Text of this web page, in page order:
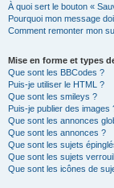
À quoi sert le bouton «
Pourquoi mon message
Comment remonter mon
Mise en forme et types
Que sont les BBCodes ?
Puis-je utiliser le HTML ?
Que sont les smileys ?
Puis-je publier des images
Que sont les annonces
Que sont les annonces ?
Que sont les sujets
Que sont les sujets
Que sont les icônes de